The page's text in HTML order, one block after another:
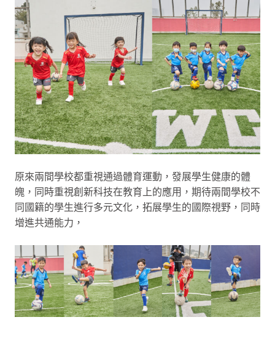
原來兩間學校都重視通過體育運動，發展學生健康的體
魄，同時重視創新科技在教育上的應用，期待兩間學校不
同國籍的學生進行多元文化，拓展學生的國際視野，同時
增進共通能力，